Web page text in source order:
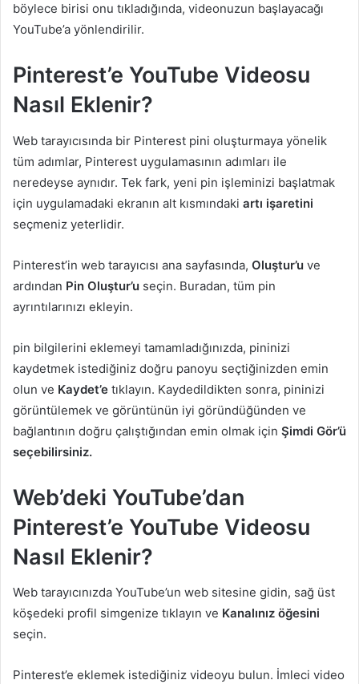
böylece birisi onu tıkladığında, videonuzun başlayacağı
YouTube’a yönlendirilir.
Pinterest’e YouTube Videosu
Nasıl Eklenir?
Web tarayıcısında bir Pinterest pini oluşturmaya yönelik
tüm adımlar, Pinterest uygulamasının adımları ile
neredeyse aynıdır. Tek fark, yeni pin işleminizi başlatmak
için uygulamadaki ekranın alt kısmındaki artı işaretini
seçmeniz yeterlidir.
Pinterest’in web tarayıcısı ana sayfasında, Oluştur’u ve
ardından Pin Oluştur’u seçin. Buradan, tüm pin
ayrıntılarınızı ekleyin.
pin bilgilerini eklemeyi tamamladığınızda, pininizi
kaydetmek istediğiniz doğru panoyu seçtiğinizden emin
olun ve Kaydet’e tıklayın. Kaydedildikten sonra, pininizi
görüntülemek ve görüntünün iyi göründüğünden ve
bağlantının doğru çalıştığından emin olmak için Şimdi Gör’ü
seçebilirsiniz.
Web’deki YouTube’dan
Pinterest’e YouTube Videosu
Nasıl Eklenir?
Web tarayıcınızda YouTube’un web sitesine gidin, sağ üst
köşedeki profil simgenize tıklayın ve Kanalınız öğesini
seçin.
Pinterest’e eklemek istediğiniz videoyu bulun. İmleci video